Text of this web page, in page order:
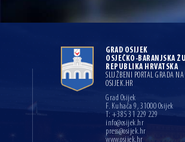
GRAD OSIJEK
OSJEČKO-BARANJSKA
REPUBLIKA HRVATSKA
SLUŽBENI PORTAL GRADA
OSIJEK.HR
Grad Osijek
F. Kuhača 9, 31000 Osijek
T: +385 31 229 229
info@osijek.hr
press@osijek.hr
www.osijek.hr